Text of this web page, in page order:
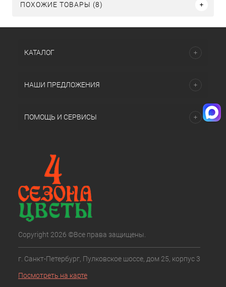
ПОХОЖИЕ ТОВАРЫ (8)
КАТАЛОГ
НАШИ ПРЕДЛОЖЕНИЯ
ПОМОЩЬ И СЕРВИСЫ
Copyright 2026 ©Все права защищены.
г. Санкт-Петербург, Пулковское шоссе, дом 25, корпус 3
Посмотреть на карте